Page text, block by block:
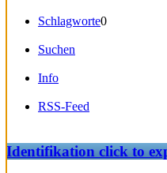
Schlagworte0
Suchen
Info
RSS-Feed
Identifikationclick to